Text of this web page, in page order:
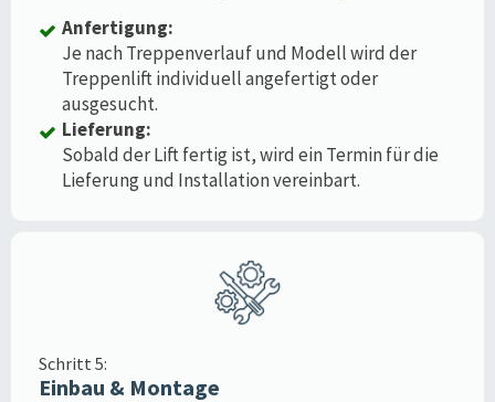
Anfertigung:
Je nach Treppenverlauf und Modell wird der
Treppenlift individuell angefertigt oder
ausgesucht.
Lieferung:
Sobald der Lift fertig ist, wird ein Termin für die
Lieferung und Installation vereinbart.
Schritt 5:
Einbau & Montage